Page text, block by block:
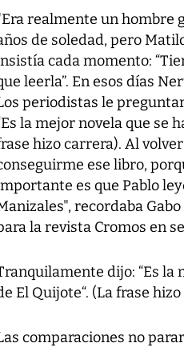
realmente un hombre
de soledad, pero
cada momento:
leerla”. En esos días
periodistas le
la mejor novela que se
hizo carrera). Al
ese libro,
es que Pablo
recordaba
la revista Cromos en
dijo: “Es la
El Quijote“. (La frase
comparaciones no